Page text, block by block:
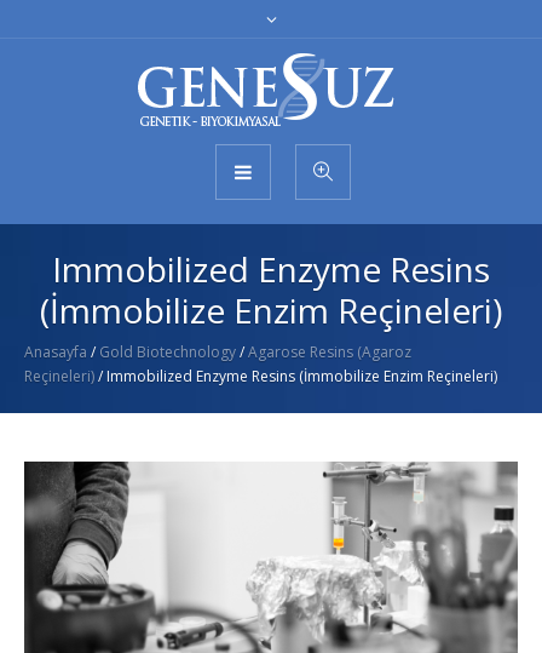
Immobilized Enzyme Resins
(İmmobilize Enzim Reçineleri)
Anasayfa / Gold Biotechnology/Agarose Resins (Agaroz
Reçineleri)/ Immobilized Enzyme Resins (İmmobilize Enzim Reçineleri)